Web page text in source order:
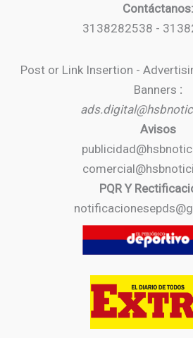
Contáctanos:
3138282538 -
Post or Link Insertion -
Banners :
Avisos
PQR Y